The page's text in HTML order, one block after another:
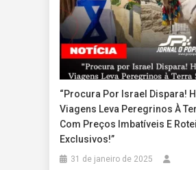
“Procura Por Israel Dispara!
Viagens Leva Peregrinos À
Com Preços Imbatíveis E
Exclusivos!”
31 de janeiro de 2025